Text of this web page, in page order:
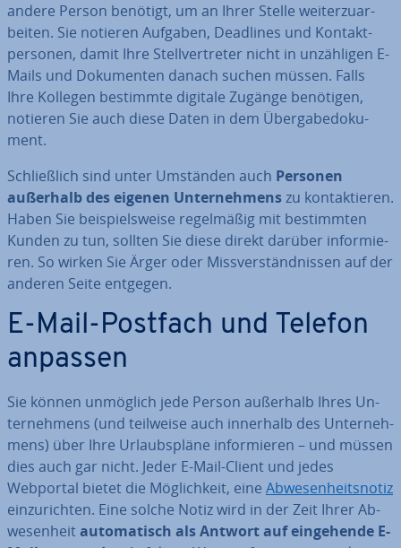
andere Person benötigt, um an Ihrer Stelle wei­ter­zu­ar­
bei­ten. Sie notieren Aufgaben, Deadlines und Kon­takt­
per­so­nen, damit Ihre Stell­ver­tre­ter nicht in un­zäh­li­gen E-
Mails und Do­ku­men­ten danach suchen müssen. Falls
Ihre Kollegen bestimmte digitale Zugänge benötigen,
notieren Sie auch diese Daten in dem Über­ga­be­do­ku­
ment.
Schließ­lich sind unter Umständen auch Personen
außerhalb des eigenen Un­ter­neh­menszu kon­tak­tie­ren.
Haben Sie bei­spiels­wei­se re­gel­mä­ßig mit be­stimm­ten
Kunden zu tun, sollten Sie diese direkt darüber in­for­mie­
ren. So wirken Sie Ärger oder Miss­ver­ständ­nis­sen auf der
anderen Seite entgegen.
E-Mail-Postfach und Telefon
anpassen
Sie können unmöglich jede Person außerhalb Ihres Un­
ter­neh­mens (und teilweise auch innerhalb des Un­ter­neh­
mens) über Ihre Ur­laubs­plä­ne in­for­mie­ren – und müssen
dies auch gar nicht. Jeder E-Mail-Client und jedes
Webportal bietet die Mög­lich­keit, eine Ab­we­sen­heits­no­tiz
ein­zu­rich­ten. Eine solche Notiz wird in der Zeit Ihrer Ab­
we­sen­heitau­to­ma­tisch als Antwort auf ein­ge­hen­de E-